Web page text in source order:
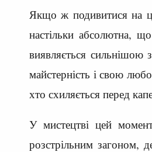
Якщо ж подивитися на
настільки абсолютна,
виявляється
майстерність і свою
хто схиляється перед
У мистецтві цей
розстрільним загоном,